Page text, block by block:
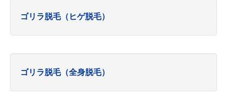
ゴリラ脱毛（ヒゲ脱毛）
ゴリラ脱毛（全身脱毛）